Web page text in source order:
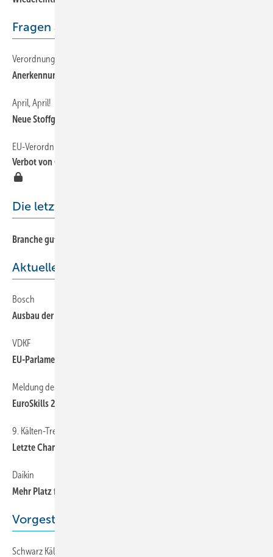
Fragen aus der Praxis
Verordnungen
Anerkennung der Zertifikate in der EU
April, April!
Neue Stoffgruppe entdeckt
EU-Verordnungen
Verbot von Gewerbekühlschränken mit fluorierten Treibhausgasen
Die letzte Seite
Branche gut auf Kurs!
Aktuelles aus der Branche
Bosch
Ausbau der Wärmepumpenstandorte: Eine Milliarde Euro
VDKF
EU-Parlament stimmt Novellierung der F-Gase-Verordnung zu
Meldung des Monats
EuroSkills 2023
9. Kälten-Treff
Letzte Chance
Daikin
Mehr Platz für Training und Schulung
Vorgestellt
Schwarz Kältetechnik